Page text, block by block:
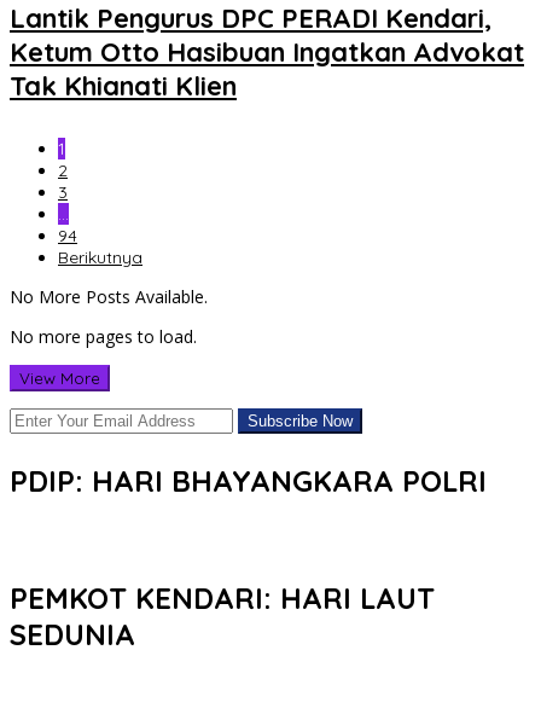
Lantik Pengurus DPC PERADI Kendari,
Ketum Otto Hasibuan Ingatkan Advokat
Tak Khianati Klien
1
2
3
…
94
Berikutnya
No More Posts Available.
No more pages to load.
View More
PDIP: HARI BHAYANGKARA POLRI
PEMKOT KENDARI: HARI LAUT
SEDUNIA